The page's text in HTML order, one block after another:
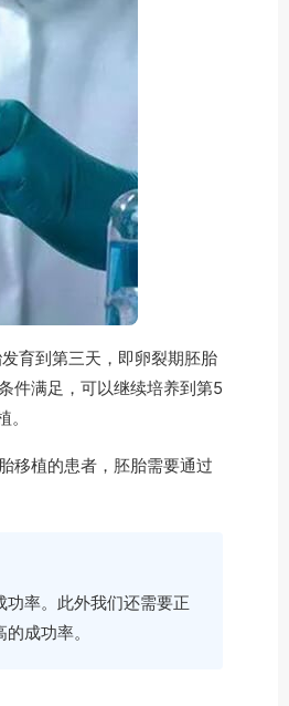
育到第三天，即卵裂期胚胎
件满足，可以继续培养到第5
移植的患者，胚胎需要通过
率。此外我们还需要正
成功率。